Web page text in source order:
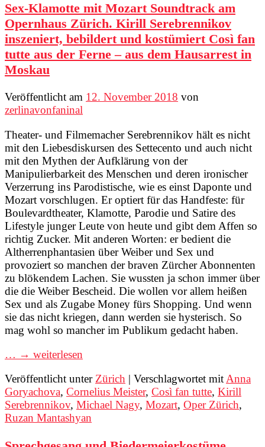
Sex-Klamotte mit Mozart Soundtrack am
Opernhaus Zürich. Kirill Serebrennikov
inszeniert, bebildert und kostümiert Così fan
tutte aus der Ferne – aus dem Hausarrest in
Moskau
Veröffentlicht am 12. November 2018 von
zerlinavonfaninal
Theater- und Filmemacher Serebrennikov hält es nicht
mit den Liebesdiskursen des Settecento und auch nicht
mit den Mythen der Aufklärung von der
Manipulierbarkeit des Menschen und deren ironischer
Verzerrung ins Parodistische, wie es einst Daponte und
Mozart vorschlugen. Er optiert für das Handfeste: für
Boulevardtheater, Klamotte, Parodie und Satire des
Lifestyle junger Leute von heute und gibt dem Affen so
richtig Zucker. Mit anderen Worten: er bedient die
Altherrenphantasien über Weiber und Sex und
provoziert so manchen der braven Zürcher Abonnenten
zu blökendem Lachen. Sie wussten ja schon immer über
die die Weiber Bescheid. Die wollen vor allem heißen
Sex und als Zugabe Money fürs Shopping. Und wenn
sie das nicht kriegen, dann werden sie hysterisch. So
mag wohl so mancher im Publikum gedacht haben.
… → weiterlesen
Veröffentlicht unter Zürich | Verschlagwortet mit Anna
Goryachova, Cornelius Meister, Così fan tutte, Kirill
Serebrennikov, Michael Nagy, Mozart, Oper Zürich,
Ruzan Mantashyan